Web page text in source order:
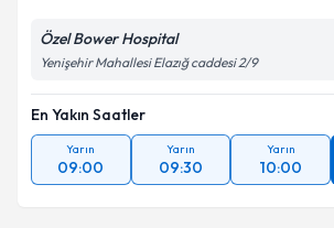
Özel Bower Hospital
Yenişehir Mahallesi Elazığ caddesi 2/9
En Yakın Saatler
Yarın
09:00
Yarın
09:30
Yarın
10:00